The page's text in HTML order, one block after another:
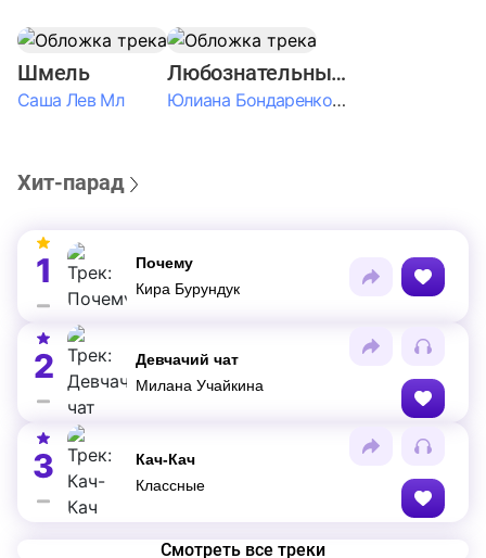
Шмель
Саша Лев Мл
Любознательные Дети
Юлиана Бондаренко & Амелия Колпакова & Егор Егоров & Валерия Шевченко & Ксюша Косичкина
Хит-парад
1
Почему
Кира Бурундук
2
Девчачий чат
Милана Учайкина
3
Кач-Кач
Классные
Смотреть все треки